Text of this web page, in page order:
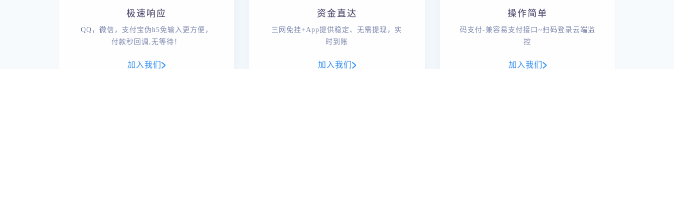
极速响应
QQ，微信，支付宝伪h5免输入更方便，
付款秒回调,无等待！
加入我们
资金直达
三网免挂+App提供稳定、无需提现，实
时到账
加入我们
操作简单
码支付-兼容易支付接口~扫码登录云端监
控
加入我们